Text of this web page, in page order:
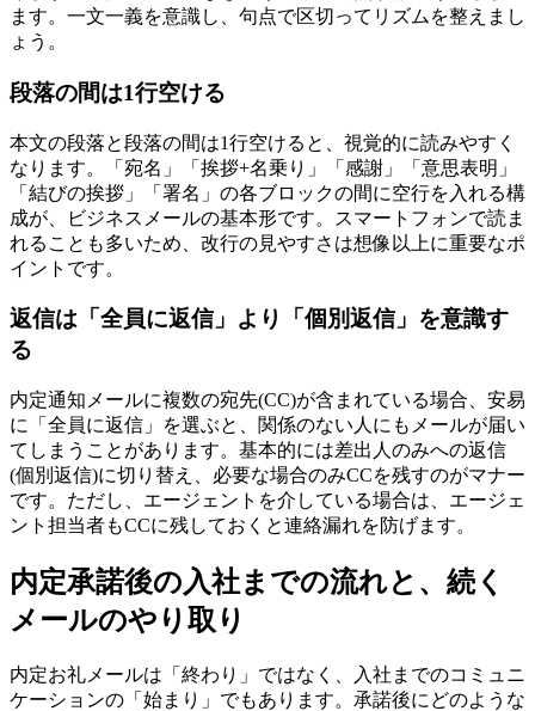
ます。一文一義を意識し、句点で区切ってリズムを整えまし
ょう。
段落の間は1行空ける
本文の段落と段落の間は1行空けると、視覚的に読みやすく
なります。「宛名」「挨拶+名乗り」「感謝」「意思表明」
「結びの挨拶」「署名」の各ブロックの間に空行を入れる構
成が、ビジネスメールの基本形です。スマートフォンで読ま
れることも多いため、改行の見やすさは想像以上に重要なポ
イントです。
返信は「全員に返信」より「個別返信」を意識す
る
内定通知メールに複数の宛先(CC)が含まれている場合、安易
に「全員に返信」を選ぶと、関係のない人にもメールが届い
てしまうことがあります。基本的には差出人のみへの返信
(個別返信)に切り替え、必要な場合のみCCを残すのがマナー
です。ただし、エージェントを介している場合は、エージェ
ント担当者もCCに残しておくと連絡漏れを防げます。
内定承諾後の入社までの流れと、続く
メールのやり取り
内定お礼メールは「終わり」ではなく、入社までのコミュニ
ケーションの「始まり」でもあります。承諾後にどのような